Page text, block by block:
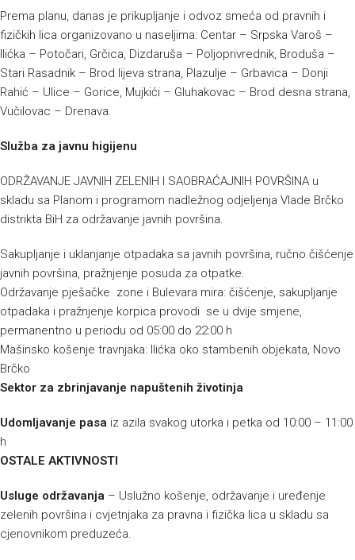
Prema planu, danas je prikupljanje i odvoz smeća od pravnih i
fizičkih lica organizovano u naseljima: Centar – Srpska Varoš –
Ilićka – Potočari, Grčica, Dizdaruša – Poljoprivrednik, Broduša –
Stari Rasadnik – Brod lijeva strana, Plazulje – Grbavica – Donji
Rahić – Ulice – Gorice, Mujkići – Gluhakovac – Brod desna strana,
Vučilovac – Drenava.
Služba za javnu higijenu
ODRŽAVANJE JAVNIH ZELENIH I SAOBRAĆAJNIH POVRŠINA u
skladu sa Planom i programom nadležnog odjeljenja Vlade Brčko
distrikta BiH za održavanje javnih površina.
Sakupljanje i uklanjanje otpadaka sa javnih površina, ručno čišćenje
javnih površina, pražnjenje posuda za otpatke.
Održavanje pješačke zone i Bulevara mira: čišćenje, sakupljanje
otpadaka i pražnjenje korpica provodi se u dvije smjene,
permanentno u periodu od 05:00 do 22:00 h
Mašinsko košenje travnjaka: Ilićka oko stambenih objekata, Novo
Brčko
Sektor za zbrinjavanje napuštenih životinja
Udomljavanje pasa iz azila svakog utorka i petka od 10:00 – 11:00
h
OSTALE AKTIVNOSTI
Usluge održavanja – Uslužno košenje, održavanje i uređenje
zelenih površina i cvjetnjaka za pravna i fizička lica u skladu sa
cjenovnikom preduzeća.